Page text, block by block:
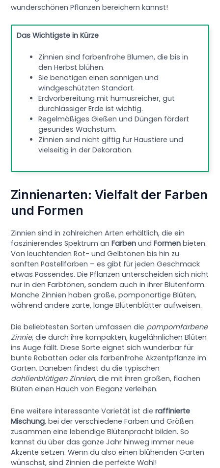
wunderschönen Pflanzen bereichern kannst!
Das Wichtigste in Kürze
Zinnien sind farbenfrohe Blumen, die bis in
den Herbst blühen.
Sie benötigen einen sonnigen und
windgeschützten Standort.
Erdvorbereitung mit humusreicher, gut
durchlässiger Erde ist wichtig.
Regelmäßiges Gießen und Düngen fördert
gesundes Wachstum.
Zinnien sind nicht giftig für Haustiere und
vielseitig in der Dekoration.
Zinnienarten: Vielfalt der Farben
und Formen
Zinnien sind in zahlreichen Arten erhältlich, die ein
faszinierendes Spektrum anFarben undFormen bieten.
Von leuchtenden Rot- und Gelbtönen bis hin zu
sanften Pastellfarben – es gibt für jeden Geschmack
etwas Passendes. Die Pflanzen unterscheiden sich nicht
nur in den Farbtönen, sondern auch in ihrer Blütenform.
Manche Zinnien haben große, pomponartige Blüten,
während andere zarte, lange Blütenblätter aufweisen.
Die beliebtesten Sorten umfassen die pompomfarbene
Zinnie, die durch ihre kompakten, kugelähnlichen Blüten
ins Auge fällt. Diese Sorte eignet sich wunderbar für
bunte Rabatten oder als farbenfrohe Akzentpflanze im
Garten. Daneben findest du die typischen
dahlienblütigen Zinnien, die mit ihren großen, flachen
Blüten einen Hauch von Eleganz verleihen.
Eine weitere interessante Varietät ist dieraffinierte
Mischung, bei der verschiedene Farben und Größen
zusammen eine lebendige Blütenpracht bilden. So
kannst du über das ganze Jahr hinweg immer neue
Akzente setzen. Wenn du also einen blühenden Garten
wünschst, sind Zinnien die perfekte Wahl!